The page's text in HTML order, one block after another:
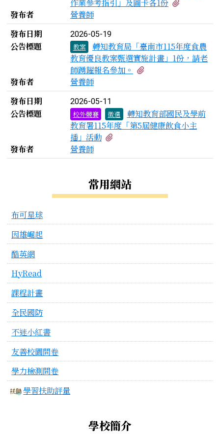
作業參考指引」及圖卡各1份
發布者
營養師
發布日期
2026-05-19
公告標題 教案
轉知教育局「臺南市115年度食農
教育優良教案甄選實施計畫」1份，請老
師踴躍報名參加。
發布者
營養師
發布日期
2026-05-11
公告標題 校外競賽 徵選
轉知教育部國民及學前
教育署115年度「第5屆健康飲食小主
播」活動
發布者
營養師
常用網站
布可星球
因雄崛起
酷英網
HyRead
課程計畫
全民國防
不迷小紅書
友善校園問卷
學力檢測問卷
學習扶助評量
學校簡介